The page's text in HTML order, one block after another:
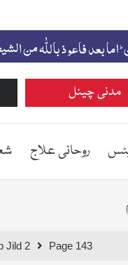
مدنی چینل
روحانی علاج
Jild 2 Page 143